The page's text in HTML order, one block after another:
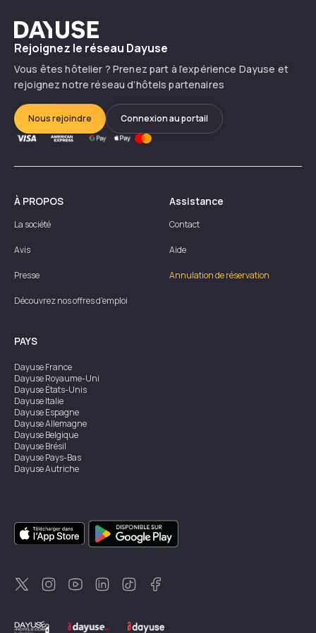
Dayuse
Rejoignez le réseau Dayuse
Vous êtes hôtelier ? Prenez part à l’expérience Dayuse et
rejoignez notre réseau d’hôtels partenaires
Nous rejoindre Connexion au portail
À PROPOS
La société
Avis
Presse
Découvrez nos offres d'emploi
Assistance
Contact
Aide
Annulation de réservation
PAYS
DayuseFrance
DayuseRoyaume-Uni
DayuseÉtats-Unis
DayuseItalie
DayuseEspagne
DayuseAllemagne
DayuseBelgique
DayuseBrésil
DayusePays-Bas
DayuseAutriche
DayuseSingapour
DayuseSuède
DayuseThaïlande
DayuseNouvelle-Zélande
DayuseTurquie